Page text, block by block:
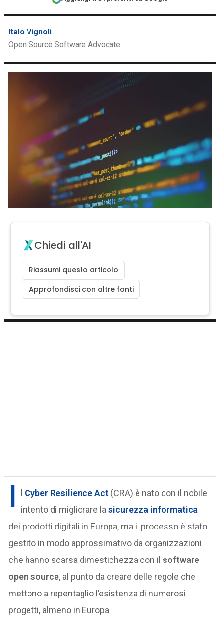
Italo Vignoli
Open Source Software Advocate
Chiedi all'AI
Riassumi questo articolo
Approfondisci con altre fonti
I l Cyber Resilience Act (CRA) è nato con il nobile
intento di migliorare lasicurezza informatica
dei prodotti digitali in Europa, ma il processo è stato
gestito in modo approssimativo da organizzazioni
che hanno scarsa dimestichezza con ilsoftware
open source, al punto da creare delle regole che
mettono a repentaglio l’esistenza di numerosi
progetti, almeno in Europa.